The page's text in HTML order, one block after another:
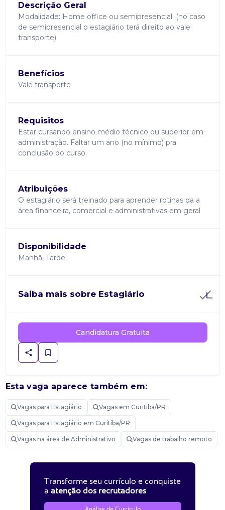
Descrição Geral
Modalidade: Home office ou semipresencial. (no caso
de semipresencial o estagiário terá direito ao vale
transporte)
Benefícios
Vale transporte
Requisitos
Estar cursando ensino médio técnico ou superior em
administração. Faltar um ano (no mínimo) pra
conclusão do curso.
Atribuições
O estagiário será treinado para aprender rotinas da a
área financeira, comercial e administrativas em geral
Disponibilidade
Manhã, Tarde.
Saiba mais sobre Estagiário
Candidatura Gratuita
Esta vaga aparece também em:
Vagas para Estagiário Vagas em Curitiba/PR
Vagas para Estagiário em Curitiba/PR
Vagas na área de Administrativo Vagas de trabalho remoto
Transforme seu currículo e conquiste
a atenção dos recrutadores